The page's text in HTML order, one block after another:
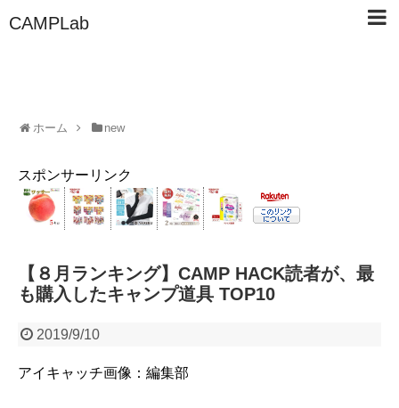
CAMPLab
ホーム new
スポンサーリンク
【８月ランキング】CAMP HACK読者が、最
も購入したキャンプ道具 TOP10
2019/9/10
アイキャッチ画像：編集部